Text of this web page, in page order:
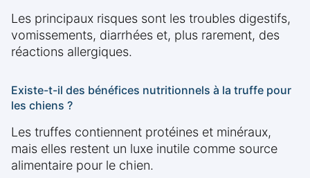
Les principaux risques sont les troubles digestifs,
vomissements, diarrhées et, plus rarement, des
réactions allergiques.
Existe-t-il des bénéfices nutritionnels à la truffe pour
les chiens ?
Les truffes contiennent protéines et minéraux,
mais elles restent un luxe inutile comme source
alimentaire pour le chien.